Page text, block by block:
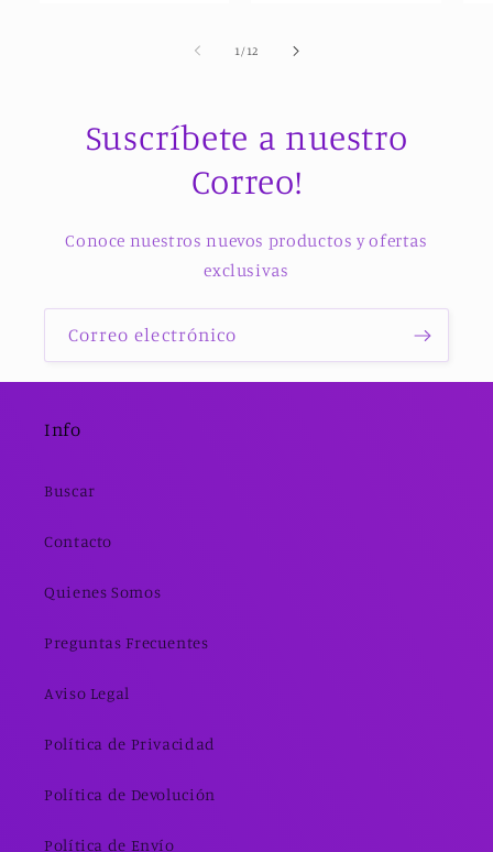
1 /de
12
Suscríbete a nuestro
Correo!
Conoce nuestros nuevos productos y ofertas
exclusivas
Correo electrónico
Info
Buscar
Contacto
Quienes Somos
Preguntas Frecuentes
Aviso Legal
Política de Privacidad
Política de Devolución
Política de Envío